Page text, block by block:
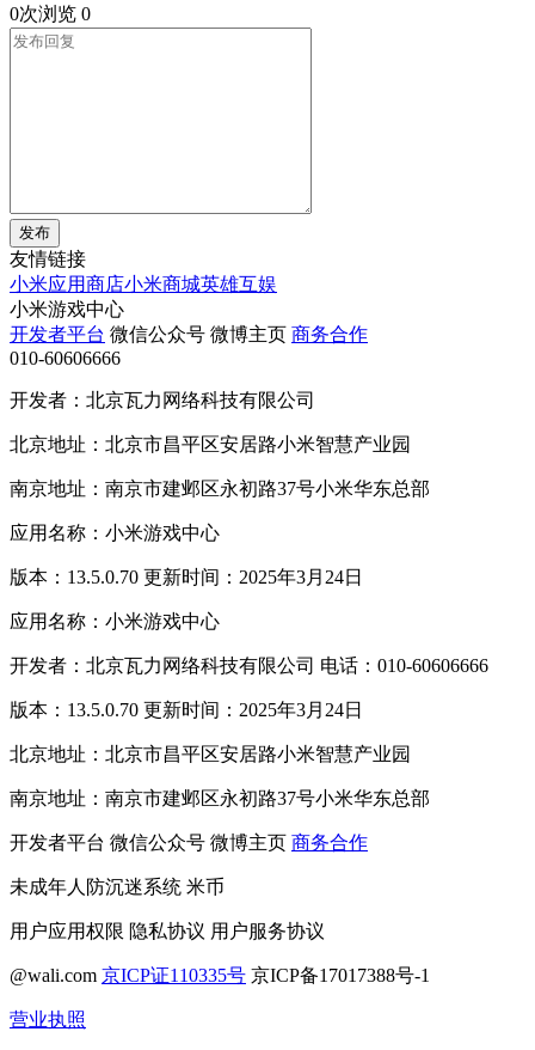
0次浏览 0
发布
友情链接
小米应用商店小米商城英雄互娱
小米游戏中心
开发者平台 微信公众号 微博主页 商务合作
010-60606666
开发者：北京瓦力网络科技有限公司
北京地址：北京市昌平区安居路小米智慧产业园
南京地址：南京市建邺区永初路37号小米华东总部
应用名称：小米游戏中心
版本：13.5.0.70 更新时间：2025年3月24日
应用名称：小米游戏中心
开发者：北京瓦力网络科技有限公司 电话：010-60606666
版本：13.5.0.70 更新时间：2025年3月24日
北京地址：北京市昌平区安居路小米智慧产业园
南京地址：南京市建邺区永初路37号小米华东总部
开发者平台 微信公众号 微博主页 商务合作
未成年人防沉迷系统 米币
用户应用权限 隐私协议 用户服务协议
@wali.com 京ICP证110335号 京ICP备17017388号-1
营业执照